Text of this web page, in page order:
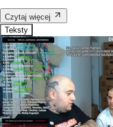
Czytaj więcej
Teksty